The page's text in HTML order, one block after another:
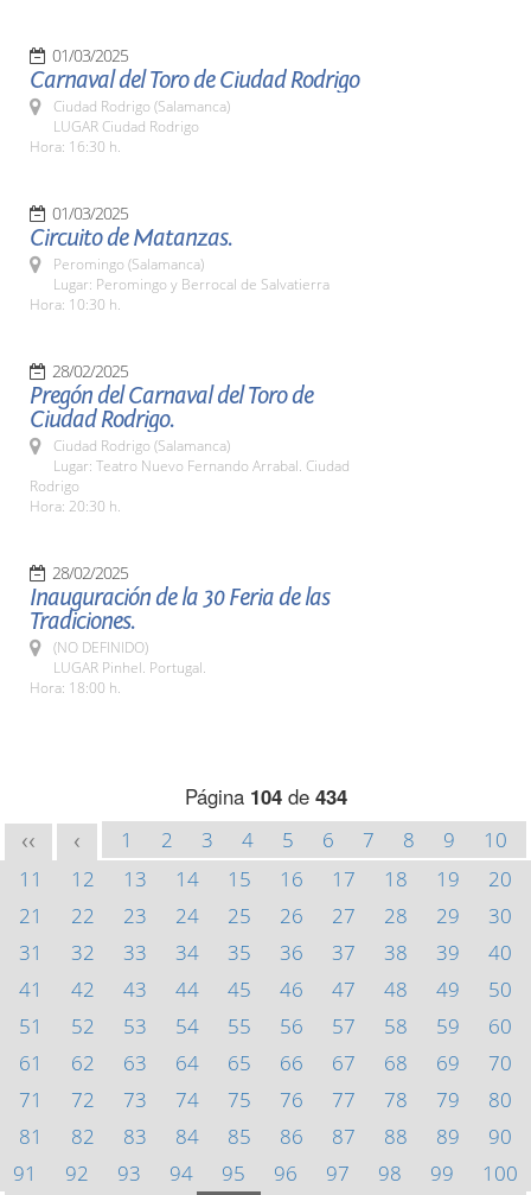
01/03/2025
Carnaval del Toro de Ciudad Rodrigo
Ciudad Rodrigo (Salamanca)
LUGAR Ciudad Rodrigo
Hora: 16:30 h.
01/03/2025
Circuito de Matanzas.
Peromingo (Salamanca)
Lugar: Peromingo y Berrocal de Salvatierra
Hora: 10:30 h.
28/02/2025
Pregón del Carnaval del Toro de
Ciudad Rodrigo.
Ciudad Rodrigo (Salamanca)
Lugar: Teatro Nuevo Fernando Arrabal. Ciudad
Rodrigo
Hora: 20:30 h.
28/02/2025
Inauguración de la 30 Feria de las
Tradiciones.
(NO DEFINIDO)
LUGAR Pinhel. Portugal.
Hora: 18:00 h.
Página 104de 434
<< < 1 2 3 4 5 6 7 8 9
10
11
12 13 14 15 16 17 18 19
20
21
22 23 24 25 26 27 28 29
30
31
32 33 34 35 36 37 38 39
40
41
42 43 44 45 46 47 48 49
50
51
52 53 54 55 56 57 58 59
60
61
62 63 64 65 66 67 68 69
70
71
72 73 74 75 76 77 78 79
80
81
82 83 84 85 86 87 88 89
90
91
92 93 94 95 96 97 98 99
100